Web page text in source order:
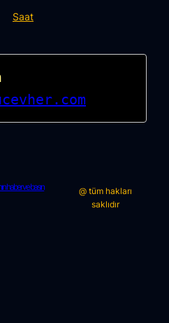
Saat
haber ve basın
@ tüm hakları
saklıdır